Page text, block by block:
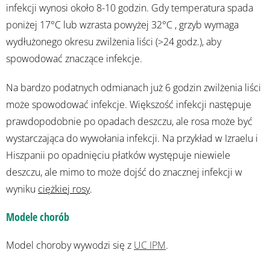
infekcji wynosi około 8-10 godzin. Gdy temperatura spada
poniżej 17°C lub wzrasta powyżej 32°C , grzyb wymaga
wydłużonego okresu zwilżenia liści (>24 godz.), aby
spowodować znaczące infekcje.
Na bardzo podatnych odmianach już 6 godzin zwilżenia liści
może spowodować infekcje. Większość infekcji następuje
prawdopodobnie po opadach deszczu, ale rosa może być
wystarczająca do wywołania infekcji. Na przykład w Izraelu i
Hiszpanii po opadnięciu płatków występuje niewiele
deszczu, ale mimo to może dojść do znacznej infekcji w
wyniku ciężkiej rosy.
Modele chorób
Model choroby wywodzi się z UC IPM.